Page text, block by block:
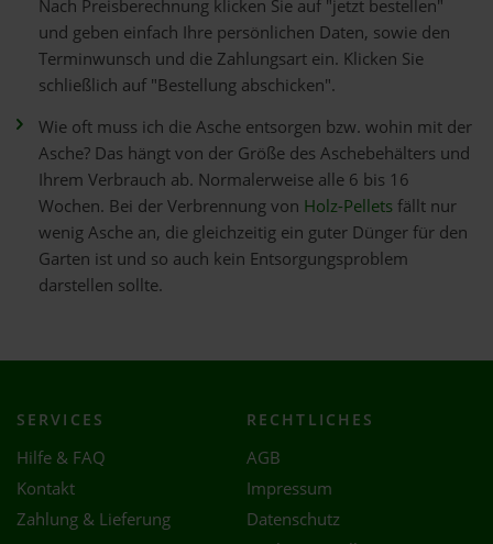
Nach Preisberechnung klicken Sie auf "jetzt bestellen"
und geben einfach Ihre persönlichen Daten, sowie den
Terminwunsch und die Zahlungsart ein. Klicken Sie
schließlich auf "Bestellung abschicken".
Wie oft muss ich die Asche entsorgen bzw. wohin mit der
Asche? Das hängt von der Größe des Aschebehälters und
Ihrem Verbrauch ab. Normalerweise alle 6 bis 16
Wochen. Bei der Verbrennung von Holz-Pelletsfällt nur
wenig Asche an, die gleichzeitig ein guter Dünger für den
Garten ist und so auch kein Entsorgungsproblem
darstellen sollte.
SERVICES
Hilfe & FAQ
Kontakt
Zahlung & Lieferung
RECHTLICHES
AGB
Impressum
Datenschutz